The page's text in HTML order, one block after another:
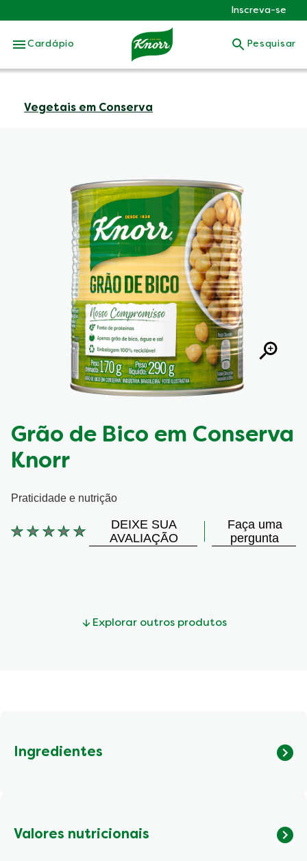
Skip to:
Inscreva-se
Cardápio Pesquisar
Vegetais em Conserva
Grão de Bico em Conserva
Knorr
Praticidade e nutrição
Nenhuma
DEIXE SUA
AVALIAÇÃO
Faça uma
pergunta
Explorar outros produtos
Ingredientes
Valores nutricionais